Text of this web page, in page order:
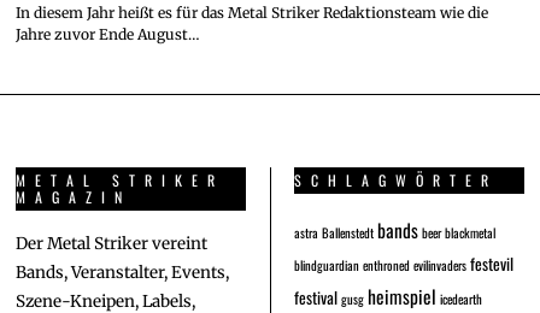
In diesem Jahr heißt es für das Metal Striker Redaktionsteam wie die
Jahre zuvor Ende August…
METAL STRIKER
MAGAZIN
Der Metal Striker vereint
Bands, Veranstalter, Events,
Szene-Kneipen, Labels,
SCHLAGWÖRTER
astra Ballenstedtbandsbeerblackmetal
blindguardianenthronedevilinvadersfestevil
festivalgusgheimspiel icedearth